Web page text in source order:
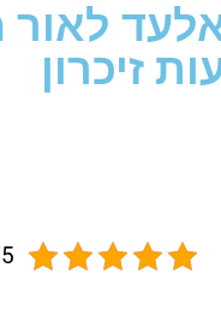
זיכרון